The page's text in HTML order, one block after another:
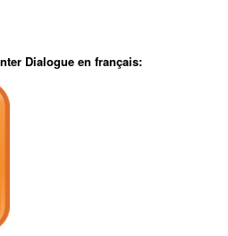
Dialogue en français: